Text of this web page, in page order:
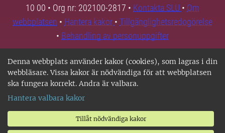
Denna webbplats använder kakor (cookies), som lagras i din
webbläsare. Vissa kakor är nödvändiga för att webbplatsen
ska fungera korrekt. Andra är valbara.
Hantera valbara kakor
Tillåt nödvändiga kakor
10 00 • Org nr: 202100-2817 • Kontakta SLU • Om
webbplatsen • Hantera kakor • Tillgänglighetsredogörelse
• Behandling av personuppgifter